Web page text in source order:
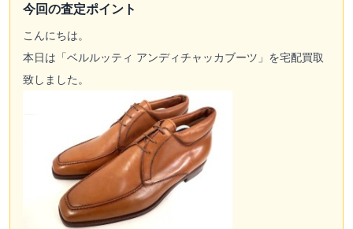
今回の査定ポイント
こんにちは。
本日は「ベルルッティ アンディチャッカブーツ」を宅配買取
致しました。